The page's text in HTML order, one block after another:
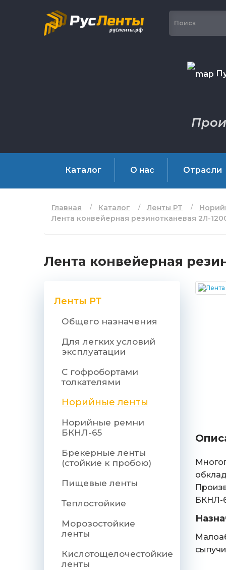
Каталог О нас Отрасли
Главная Каталог Ленты РТ
Лента конвейерная резинотканевая 2Л-
Лента конвейерная
Ленты РТ
Общего назначения
Для легких условий
эксплуатации
С гофробортами
толкателями
Норийные ленты
Норийные ремни
БКНЛ-65
Брекерные ленты
(стойкие к пробою)
Пищевые ленты
Теплостойкие
Морозостойкие
ленты
Кислотощелочестойкие
ленты
БКНЛ-